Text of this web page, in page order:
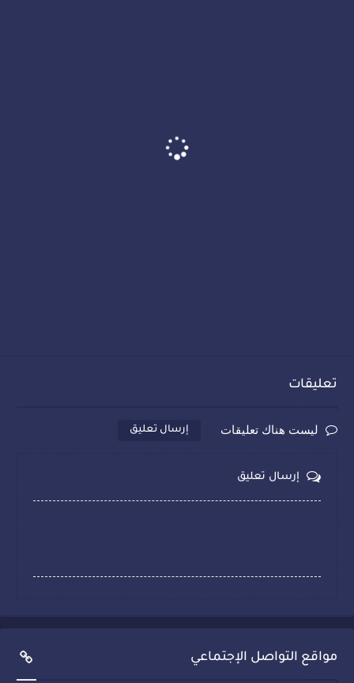
تعليقات
ليست هناك تعليقات إرسال تعليق
إرسال تعليق
مواقع التواصل الإجتماعي